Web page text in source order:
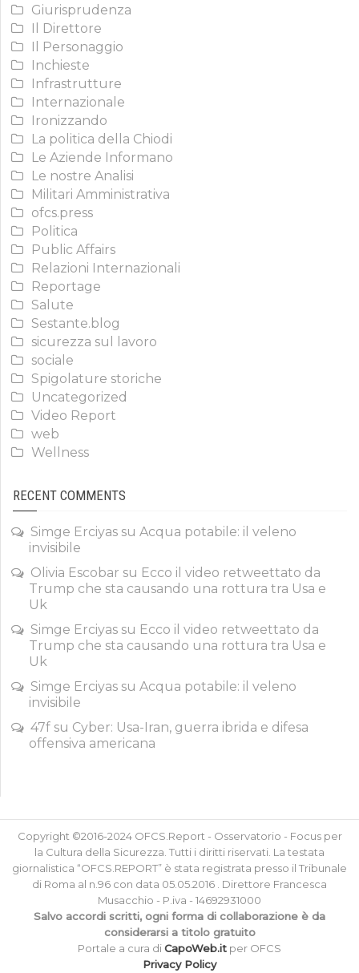
Giurisprudenza
Il Direttore
Il Personaggio
Inchieste
Infrastrutture
Internazionale
Ironizzando
La politica della Chiodi
Le Aziende Informano
Le nostre Analisi
Militari Amministrativa
ofcs.press
Politica
Public Affairs
Relazioni Internazionali
Reportage
Salute
Sestante.blog
sicurezza sul lavoro
sociale
Spigolature storiche
Uncategorized
Video Report
web
Wellness
RECENT COMMENTS
Simge Erciyas su Acqua potabile: il veleno
invisibile
Olivia Escobar su Ecco il video retweettato da
Trump che sta causando una rottura tra Usa e
Uk
Simge Erciyas su Ecco il video retweettato da
Trump che sta causando una rottura tra Usa e
Uk
Simge Erciyas su Acqua potabile: il veleno
invisibile
47f su Cyber: Usa-Iran, guerra ibrida e difesa
offensiva americana
Copyright ©2016-2024 OFCS.Report - Osservatorio - Focus per
la Cultura della Sicurezza. Tutti i diritti riservati. La testata
giornalistica “OFCS.REPORT” è stata registrata presso il Tribunale
di Roma al n.96 con data 05.05.2016 . Direttore Francesca
Musacchio - P.iva - 14692931000
Salvo accordi scritti, ogni forma di collaborazione è da
considerarsi a titolo gratuito
Portale a cura diCapoWeb.it per OFCS
Privacy Policy